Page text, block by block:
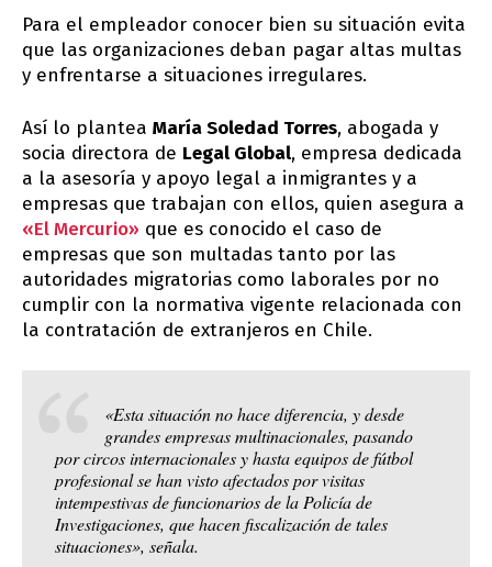
Para el empleador conocer bien su situación evita
que las organizaciones deban pagar altas multas
y enfrentarse a situaciones irregulares.
Así lo plantea María Soledad Torres, abogada y
socia directora de Legal Global, empresa dedicada
a la asesoría y apoyo legal a inmigrantes y a
empresas que trabajan con ellos, quien asegura a
«El Mercurio» que es conocido el caso de
empresas que son multadas tanto por las
autoridades migratorias como laborales por no
cumplir con la normativa vigente relacionada con
la contratación de extranjeros en Chile.
«Esta situación no hace diferencia, y desde
grandes empresas multinacionales, pasando
por circos internacionales y hasta equipos de fútbol
profesional se han visto afectados por visitas
intempestivas de funcionarios de la Policía de
Investigaciones, que hacen fiscalización de tales
situaciones», señala.